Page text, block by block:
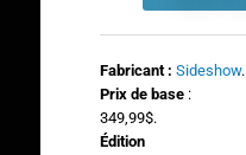
Fabricant : Sideshow.
Prix de base :
349,99$.
Édition